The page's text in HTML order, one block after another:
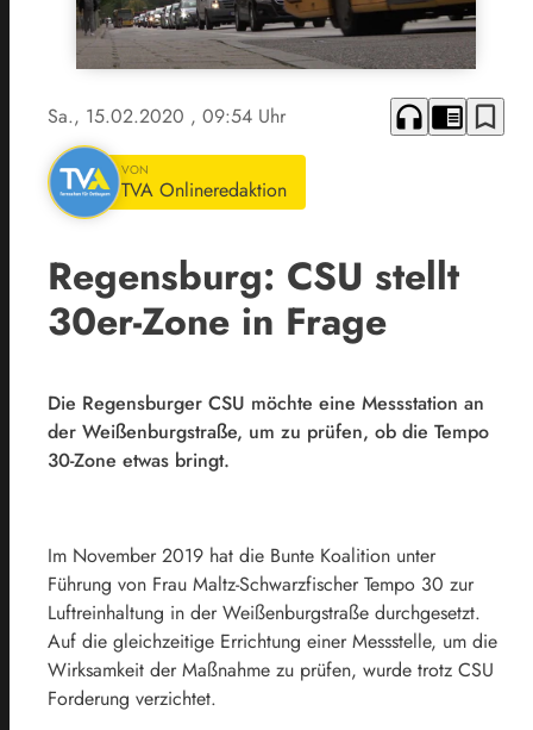
Sa., 15.02.2020 , 09:54 Uhr headphones chrome_reader_mode bookmark_border
VON
TVA Onlineredaktion
Regensburg: CSU stellt
30er-Zone in Frage
Die Regensburger CSU möchte eine Messstation an
der Weißenburgstraße, um zu prüfen, ob die Tempo
30-Zone etwas bringt.
Im November 2019 hat die Bunte Koalition unter
Führung von Frau Maltz-Schwarzfischer Tempo 30 zur
Luftreinhaltung in der Weißenburgstraße durchgesetzt.
Auf die gleichzeitige Errichtung einer Messstelle, um die
Wirksamkeit der Maßnahme zu prüfen, wurde trotz CSU
Forderung verzichtet.